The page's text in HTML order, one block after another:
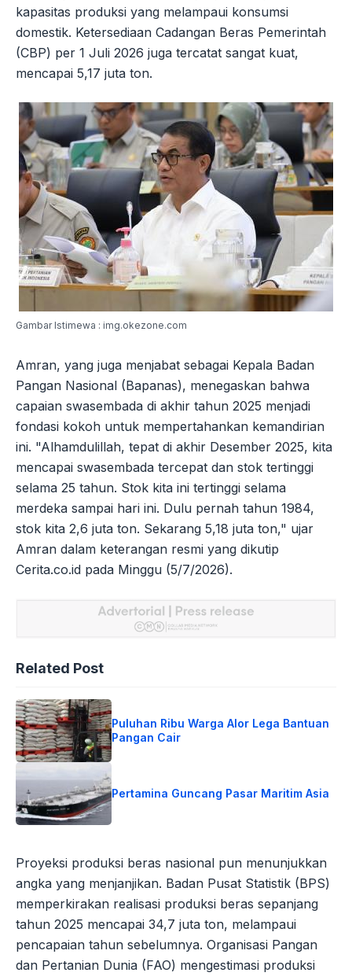
kapasitas produksi yang melampaui konsumsi
domestik. Ketersediaan Cadangan Beras Pemerintah
(CBP) per 1 Juli 2026 juga tercatat sangat kuat,
mencapai 5,17 juta ton.
Gambar Istimewa : img.okezone.com
Amran, yang juga menjabat sebagai Kepala Badan
Pangan Nasional (Bapanas), menegaskan bahwa
capaian swasembada di akhir tahun 2025 menjadi
fondasi kokoh untuk mempertahankan kemandirian
ini. "Alhamdulillah, tepat di akhir Desember 2025, kita
mencapai swasembada tercepat dan stok tertinggi
selama 25 tahun. Stok kita ini tertinggi selama
merdeka sampai hari ini. Dulu pernah tahun 1984,
stok kita 2,6 juta ton. Sekarang 5,18 juta ton," ujar
Amran dalam keterangan resmi yang dikutip
Cerita.co.id pada Minggu (5/7/2026).
Related Post
Puluhan Ribu Warga Alor Lega Bantuan
Pangan Cair
Pertamina Guncang Pasar Maritim Asia
Proyeksi produksi beras nasional pun menunjukkan
angka yang menjanjikan. Badan Pusat Statistik (BPS)
memperkirakan realisasi produksi beras sepanjang
tahun 2025 mencapai 34,7 juta ton, melampaui
pencapaian tahun sebelumnya. Organisasi Pangan
dan Pertanian Dunia (FAO) mengestimasi produksi